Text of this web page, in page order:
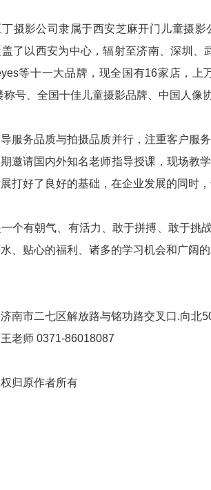
摄影公司隶属于西安芝麻开门儿童摄
了以西安为中心，辐射至济南、深圳
等十一大品牌，现全国有16家店，
称号、全国十佳儿童摄影品牌、中国人像
服务品质与拍摄品质并行，注重客户服
邀请国内外知名老师指导授课，现场教
打好了良好的基础，在企业发展的同时
个有朝气、有活力、敢于拼搏、敢于挑
、贴心的福利、诸多的学习机会和广阔的
济南市二七区解放路与铭功路交叉口.向北
老师 0371-86018087
归原作者所有